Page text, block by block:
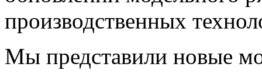
производственных
Мы представили новые